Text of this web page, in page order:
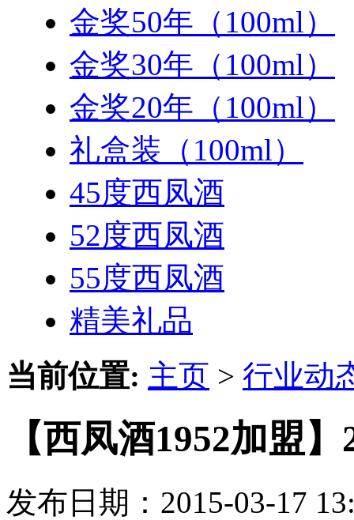
金奖50年（100ml）
金奖30年（100ml）
金奖20年（100ml）
礼盒装（100ml）
45度西凤酒
52度西凤酒
55度西凤酒
精美礼品
当前位置: 主页 > 行业动
【西凤酒1952加盟
发布日期：2015-03-17